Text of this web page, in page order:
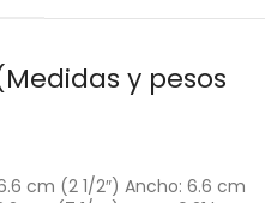
y pesos
cm (2 1/2″) Ancho: 6.6 cm